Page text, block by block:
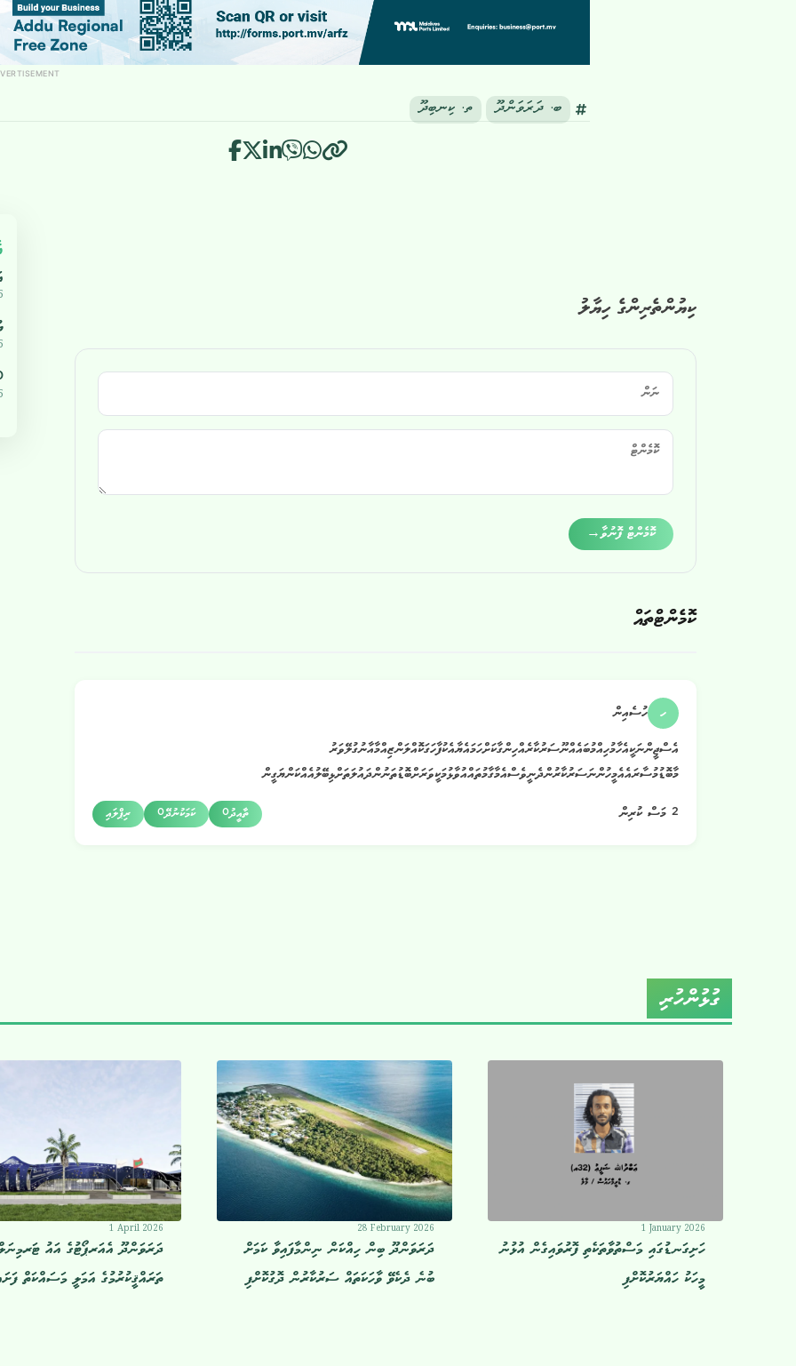
ބ. ދަރަވަންދޫ ތ. ކިނބިދޫ
ކިޔުންތެރިންގެ ހިޔާލު
ކޮމެންޓް ފޮނުވާ→
ކޮމެންޓްތައް
ހ ހުސެއިން
އެސްޖީންނަކީއެހާމުހިއްމުބައެއްނޫސަރުކާރެއްހިންގާކަށްހަމައެޔާއެކުފާހަގަކޮއްލަންޒިއްމާއާނުގުލޭވަރު
މާބޮޑުމުސާރައެއެމީހުންނަސަރުކާރުންދެނީވެސްއެމާގާމުތައްއުވާޅުމަކީވަރަށްބޮޑުތަނުންދައުލަތަށްޅިބޭލުއެއްކަންޔަގީން
2 މަސް ކުރިން 0ތާއީދު 0ކަމަކުނުދޭ ރިޕްލައި
ގުޅުންހުރި
1 April 2026
ދަރަވަންދޫ އެއަރޕޯޓުގެ އައު
ތަރައްޤީކުރުމުގެ އަމަލީ މަސައްކަތް
28 February 2026
ދަރަވަންދޫ ބިން ހިއްކަން ނިންމާފައިވާ ކަމަށް
ބުނެ ދެކެވޭ ވާހަކަތައް ސަރުކާރުން ދޮގުކޮށްފި
1 January 2026
ހަށިގަނޑުގައި މަސްތުވާތަކެތި ފޮރުވައިގެން އުޅުނު
މީހަކު ހައްޔަރުކޮށްފި